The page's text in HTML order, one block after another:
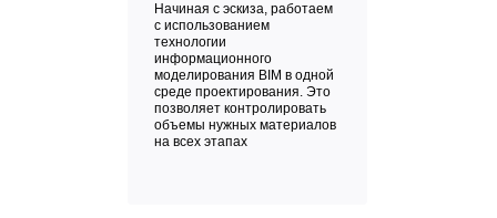
Начиная с эскиза, работаем
с использованием
технологии
информационного
моделирования BIM в одной
среде проектирования. Это
позволяет контролировать
объемы нужных материалов
на всех этапах